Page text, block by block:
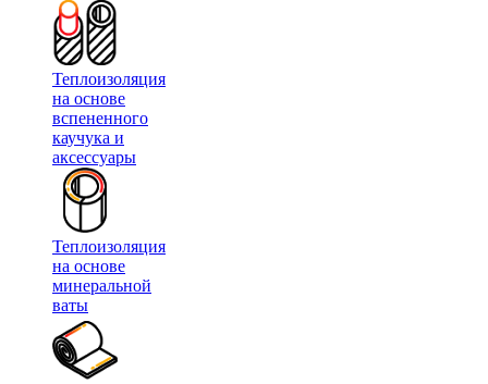
Теплоизоляция
на основе
вспененного
каучука и
аксессуары
Теплоизоляция
на основе
минеральной
ваты